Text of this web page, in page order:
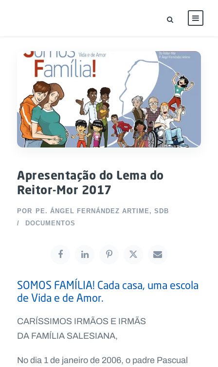
Apresentação do Lema do
Reitor-Mor 2017
POR
PE. ÁNGEL FERNÁNDEZ ARTIME, SDB
DOCUMENTOS
SOMOS FAMÍLIA! Cada casa, uma escola
de Vida e de Amor.
CARÍSSIMOS IRMÃOS E IRMÃS
DA FAMÍLIA SALESIANA,
No dia 1 de janeiro de 2006, o padre Pascual